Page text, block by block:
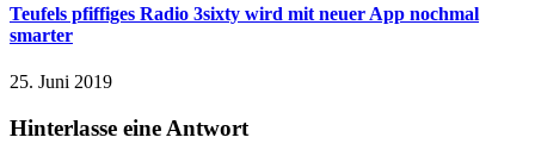
Teufels pfiffiges Radio 3sixty wird mit neuer App nochmal
smarter
25. Juni 2019
Hinterlasse eine Antwort